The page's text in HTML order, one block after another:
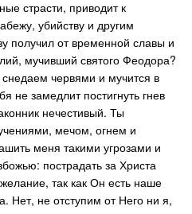
страсти, приводит к
убийству и другим
получил от временной славы и
мучивший святого Феодора?
червями и мучится в
не замедлит постигнуть гнев
нечестивый. Ты
мечом, огнем и
меня такими угрозами и
пострадать за Христа
так как Он есть наше
Нет, не отступим от Него ни я,